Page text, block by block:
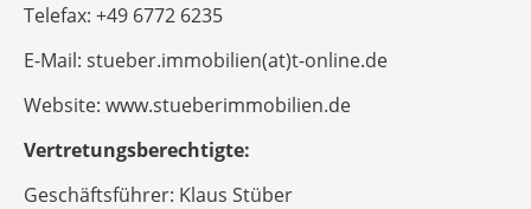
Telefax: +49 6772 6235
E-Mail: stueber.immobilien(at)t-online.de
Website: www.stueberimmobilien.de
Vertretungsberechtigte:
Geschäftsführer: Klaus Stüber